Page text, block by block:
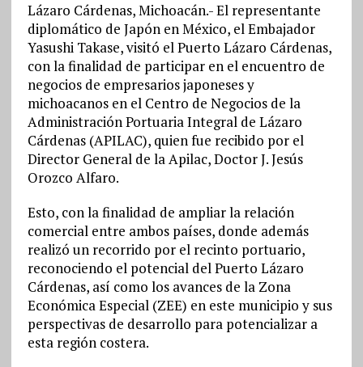
Lázaro Cárdenas, Michoacán.- El representante
diplomático de Japón en México, el Embajador
Yasushi Takase, visitó el Puerto Lázaro Cárdenas,
con la finalidad de participar en el encuentro de
negocios de empresarios japoneses y
michoacanos en el Centro de Negocios de la
Administración Portuaria Integral de Lázaro
Cárdenas (APILAC), quien fue recibido por el
Director General de la Apilac, Doctor J. Jesús
Orozco Alfaro.
Esto, con la finalidad de ampliar la relación
comercial entre ambos países, donde además
realizó un recorrido por el recinto portuario,
reconociendo el potencial del Puerto Lázaro
Cárdenas, así como los avances de la Zona
Económica Especial (ZEE) en este municipio y sus
perspectivas de desarrollo para potencializar a
esta región costera.